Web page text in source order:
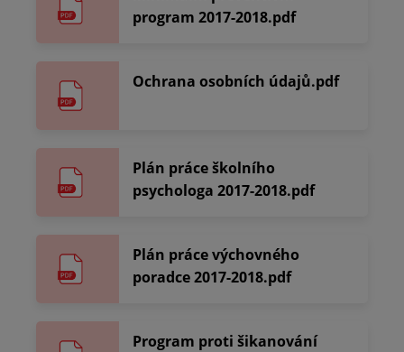
program 2017-2018.pdf
Ochrana osobních údajů.pdf
Plán práce školního
psychologa 2017-2018.pdf
Plán práce výchovného
poradce 2017-2018.pdf
Program proti šikanování